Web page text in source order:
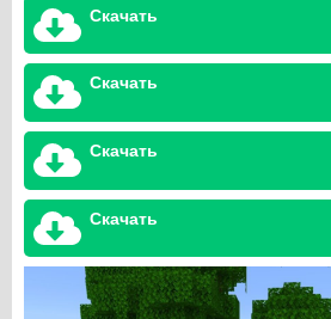
Скачать
Скачать
Скачать
Скачать